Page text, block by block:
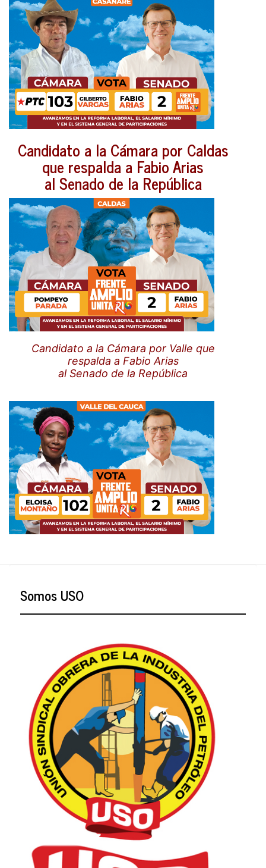
Candidato a la Cámara por Caldas
que respalda a Fabio Arias
al Senado de la República
Candidato a la Cámara por Valle que
respalda a Fabio Arias
al Senado de la República
Somos USO